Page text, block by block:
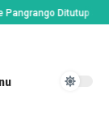
Ditutup